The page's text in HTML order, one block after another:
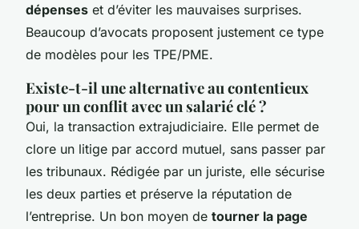
dépenses et d’éviter les mauvaises surprises.
Beaucoup d’avocats proposent justement ce type
de modèles pour les TPE/PME.
Existe-t-il une alternative au contentieux
pour un conflit avec un salarié clé ?
Oui, la transaction extrajudiciaire. Elle permet de
clore un litige par accord mutuel, sans passer par
les tribunaux. Rédigée par un juriste, elle sécurise
les deux parties et préserve la réputation de
l’entreprise. Un bon moyen de tourner la page